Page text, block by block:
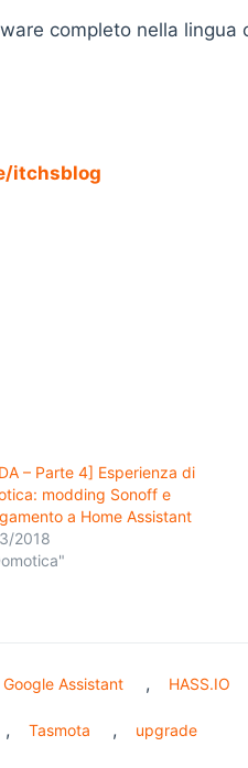
completo nella lingua
itchsblog
– Parte 4] Esperienza di
modding Sonoff e
a Home Assistant
2018
Google Assistant , HASS.IO
, Tasmota , upgrade